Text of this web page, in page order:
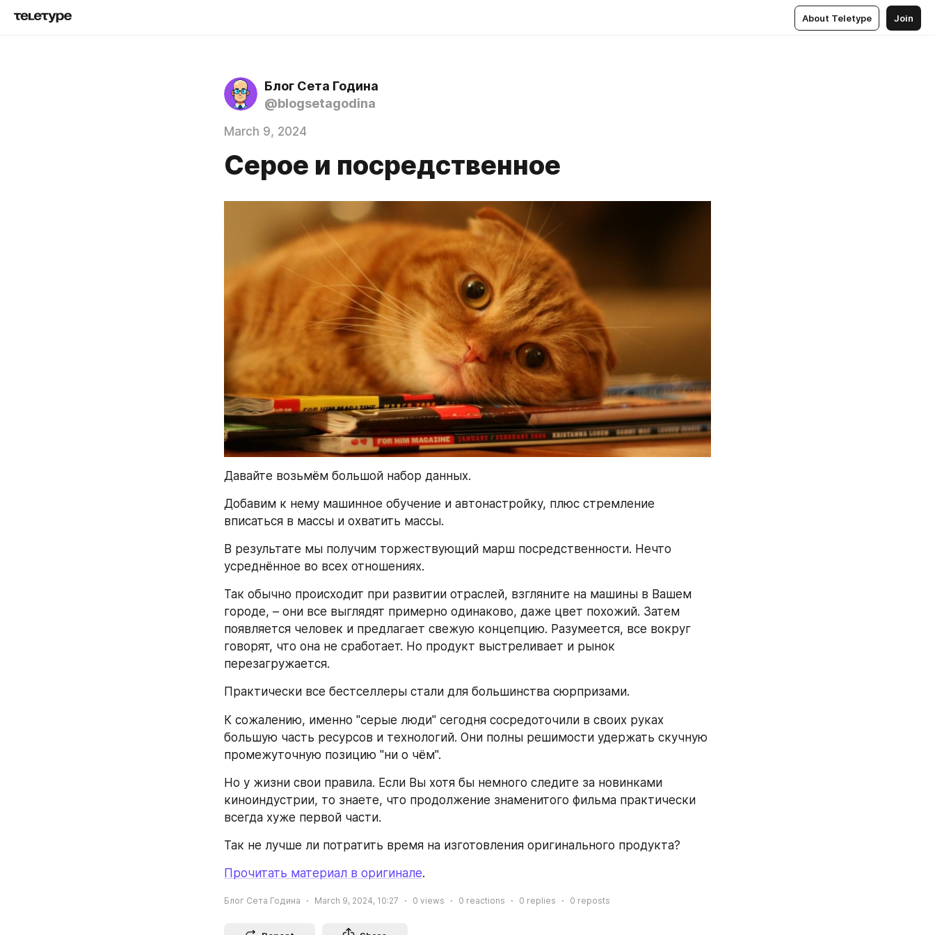
About Teletype Join
Блог Сета Година
@blogsetagodina
March 9, 2024
Серое и посредственное
Давайте возьмём большой набор данных.
Добавим к нему машинное обучение и автонастройку, плюс стремление
вписаться в массы и охватить массы.
В результате мы получим торжествующий марш посредственности. Нечто
усреднённое во всех отношениях.
Так обычно происходит при развитии отраслей, взгляните на машины в Вашем
городе, – они все выглядят примерно одинаково, даже цвет похожий. Затем
появляется человек и предлагает свежую концепцию. Разумеется, все вокруг
говорят, что она не сработает. Но продукт выстреливает и рынок
перезагружается.
Практически все бестселлеры стали для большинства сюрпризами.
К сожалению, именно "серые люди" сегодня сосредоточили в своих руках
большую часть ресурсов и технологий. Они полны решимости удержать скучную
промежуточную позицию "ни о чём".
Но у жизни свои правила. Если Вы хотя бы немного следите за новинками
киноиндустрии, то знаете, что продолжение знаменитого фильма практически
всегда хуже первой части.
Так не лучше ли потратить время на изготовления оригинального продукта?
Прочитать материал в оригинале.
Блог Сета Година March 9, 2024, 10:27 0 views 0 reactions 0 replies 0 reposts